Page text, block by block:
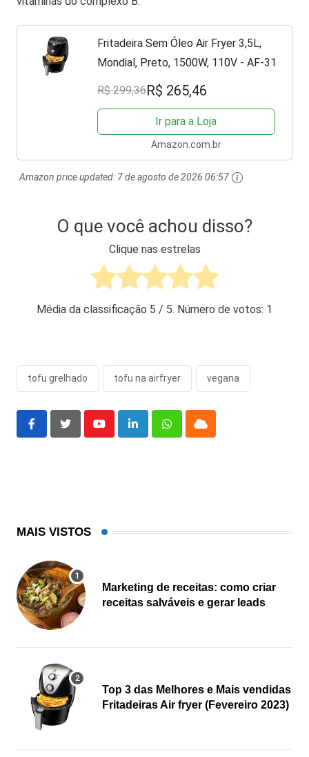
Fritadeira Sem Óleo Air Fryer 3,5L,
Mondial, Preto, 1500W, 110V - AF-31
R$ 299,36R$ 265,46
Ir para a Loja
Amazon.com.br
Amazon price updated: 7 de agosto de 2026 06:57
O que você achou disso?
Clique nas estrelas
Média da classificação 5 / 5. Número de votos: 1
tofu grelhado tofu na airfryer vegana
YoutubeLinkedInWhatsappCloud
MAIS VISTOS
Marketing de receitas: como criar
receitas salváveis e gerar leads
Top 3 das Melhores e Mais vendidas
Fritadeiras Air fryer (Fevereiro 2023)